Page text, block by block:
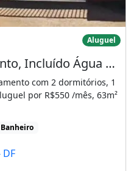
Incluído ÁguaAluguel
Alugo Ótimo Apartamento, Incluído Água e Condomínio
com 2 dormitórios, 1
por R$550 /mês, 63m²